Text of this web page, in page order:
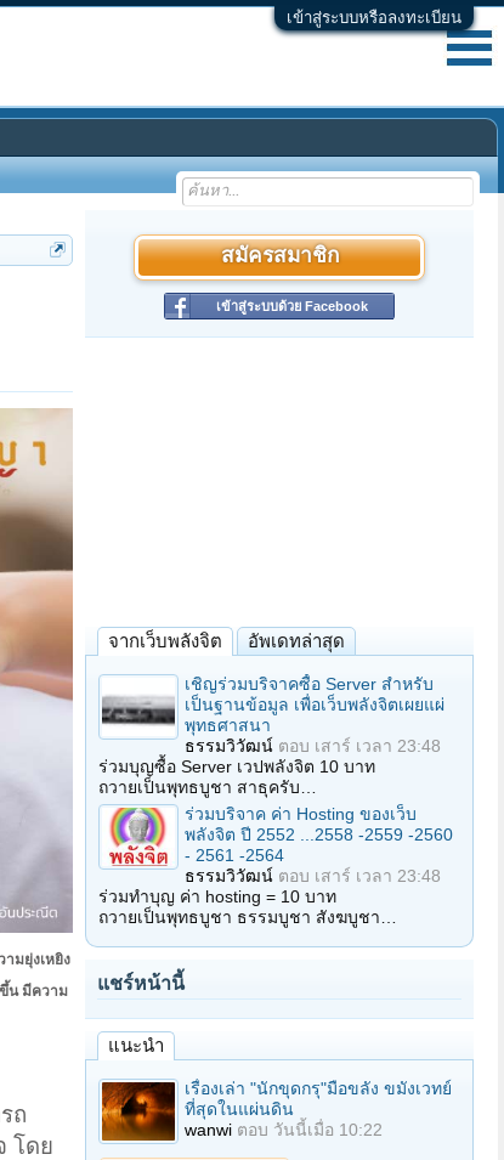
เข้าสู่ระบบหรือลงทะเบียน
มยุ่งเหยิง
น มีความ
ถ
โดย
สมัครสมาชิก
เข้าสู่ระบบด้วย Facebook
จากเว็บพลังจิต อัพเดทล่าสุด
เชิญร่วมบริจาคซื้อ Server สำหรับ
เป็นฐานข้อมูล เพื่อเว็บพลังจิตเผยแผ่
พุทธศาสนา
ธรรมวิวัฒน์ ตอบ เสาร์ เวลา 23:48
ร่วมบุญซื้อ Server เวปพลังจิต 10 บาท
ถวายเป็นพุทธบูชา สาธุครับ…
ร่วมบริจาค ค่า Hosting ของเว็บ
พลังจิต ปี 2552 ...2558 -2559 -2560
- 2561 -2564
ธรรมวิวัฒน์ ตอบ เสาร์ เวลา 23:48
ร่วมทำบุญ ค่า hosting = 10 บาท
ถวายเป็นพุทธบูชา ธรรมบูชา สังฆบูชา…
แชร์หน้านี้
แนะนำ
เรื่องเล่า "นักขุดกรุ"มือขลัง ขมังเวทย์
ที่สุดในแผ่นดิน
wanwi ตอบ วันนี้เมื่อ 10:22